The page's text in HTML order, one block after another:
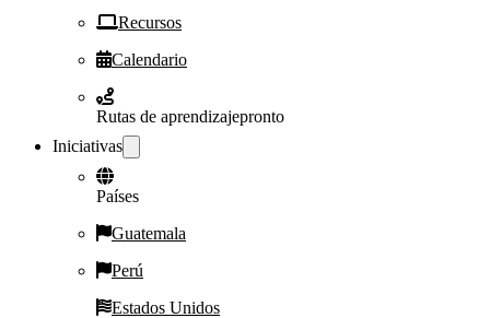
Recursos
Calendario
Rutas de aprendizajepronto
Iniciativas
Países
Guatemala
Perú
Estados Unidos